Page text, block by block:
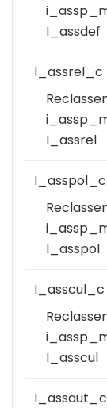
I_assdef
I_assrel_c
I_assrel
I_asspol_c
I_asspol
I_asscul_c
I_asscul
I_assaut_c